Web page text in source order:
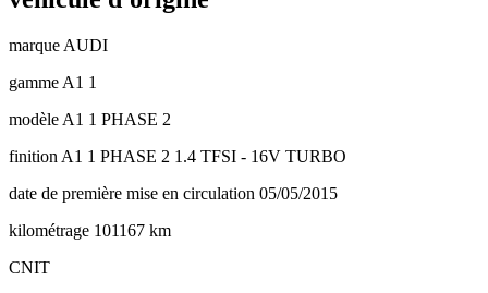
marque AUDI
gamme A1 1
modèle A1 1 PHASE 2
finition A1 1 PHASE 2 1.4 TFSI - 16V TURBO
date de première mise en circulation 05/05/2015
kilométrage 101167 km
CNIT